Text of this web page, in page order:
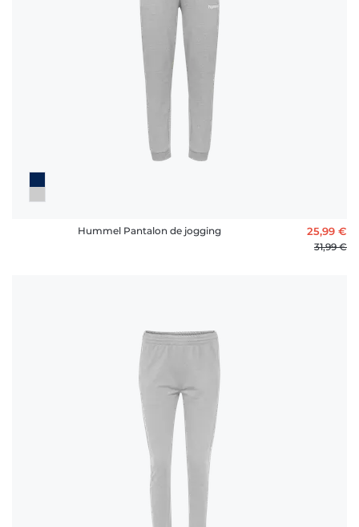
Hummel Pantalon de jogging 25,99 €
31,99 €